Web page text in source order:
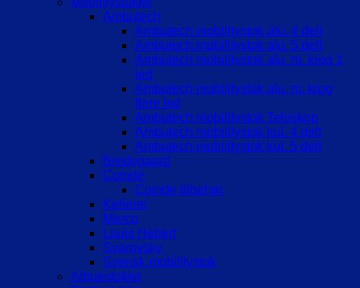
Ambutech
Ambutech mobilitystok alu. 4 delt
Ambutech mobilitystok alu. 5 delt
Ambutech mobilitystok alu. m. krog 1
led
Ambutech mobilitystok alu. m. krog
flere led
Ambutech mobilitystok Teleskop
Ambutech mobilitystok kul. 4 delt
Ambutech mobilitystok kul. 5 delt
Bredegaard
Comde
Comde tilbehør
Kellerer
Merco
Louis Hebert
Svarovsky
Svensk mobilitystok
Albuestokke